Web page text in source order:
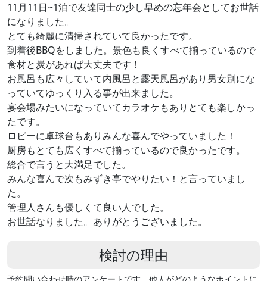
11月11日~1泊で友達同士の少し早めの忘年会としてお世話
になりました。
とても綺麗に清掃されていて良かったです。
到着後BBQをしました。景色も良くすべて揃っているので
食材と炭があれば大丈夫です！
お風呂も広々していて内風呂と露天風呂があり男女別にな
っていてゆっくり入る事が出来ました。
宴会場みたいになっていてカラオケもありとても楽しかっ
たです。
ロビーに卓球台もありみんな喜んでやっていました！
厨房もとても広くすべて揃っているので良かったです。
総合で言うと大満足でした。
みんな喜んで次もみずき亭でやりたい！と言っていまし
た。
管理人さんも優しくて良い人でした。
お世話なりました。ありがとうございました。
検討の理由